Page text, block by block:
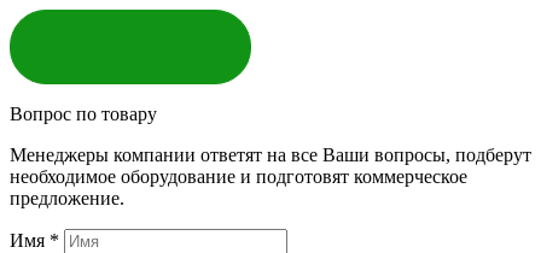
Вопрос по товару
Менеджеры компании ответят на все Ваши вопросы, подберут
необходимое оборудование и подготовят коммерческое
предложение.
Имя *